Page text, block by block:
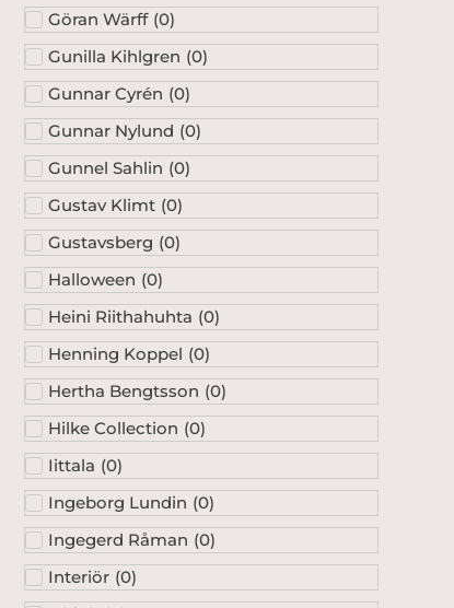
Göran Wärff (0)
Gunilla Kihlgren (0)
Gunnar Cyrén (0)
Gunnar Nylund (0)
Gunnel Sahlin (0)
Gustav Klimt (0)
Gustavsberg (0)
Halloween (0)
Heini Riithahuhta (0)
Henning Koppel (0)
Hertha Bengtsson (0)
Hilke Collection (0)
Iittala (0)
Ingeborg Lundin (0)
Ingegerd Råman (0)
Interiör (0)